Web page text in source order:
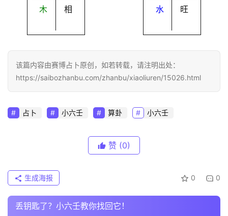
木 相 水 旺
该篇内容由赛博占卜原创，如若转载，请注明出处：
https://saibozhanbu.com/zhanbu/xiaoliuren/15026.html
占卜 小六壬 算卦 小六壬
赞 (0)
0 0
生成海报
丢钥匙了？小六壬教你找回它！